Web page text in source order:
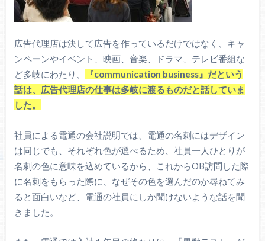
広告代理店は決して広告を作っているだけではなく、キャ
ンペーンやイベント、映画、音楽、ドラマ、テレビ番組な
ど多岐にわたり、
『communication business』だという
話は、広告代理店の仕事は多岐に渡るものだと話していま
した。
社員による電通の会社説明では、電通の名刺にはデザイン
は同じでも、それぞれ色が選べるため、社員一人ひとりが
名刺の色に意味を込めているから、これからOB訪問した際
に名刺をもらった際に、なぜその色を選んだのか尋ねてみ
ると面白いなど、電通の社員にしか聞けないような話を聞
きました。